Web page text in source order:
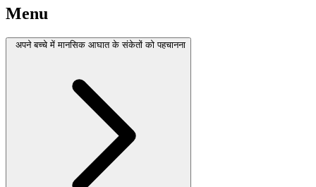
Menu
अपने बच्चे में मानसिक आघात के संकेतों को पहचानना